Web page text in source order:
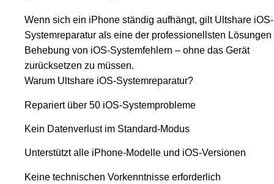
Wenn sich ein iPhone ständig aufhängt, gilt Ultshare iOS-
Systemreparatur als eine der professionellsten Lösungen
Behebung von iOS-Systemfehlern – ohne das Gerät
zurücksetzen zu müssen.
Warum Ultshare iOS-Systemreparatur?
Repariert über 50 iOS-Systemprobleme
Kein Datenverlust im Standard-Modus
Unterstützt alle iPhone-Modelle und iOS-Versionen
Keine technischen Vorkenntnisse erforderlich